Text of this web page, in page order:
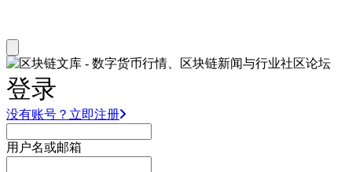
登录
没有账号？立即注册
用户名或邮箱